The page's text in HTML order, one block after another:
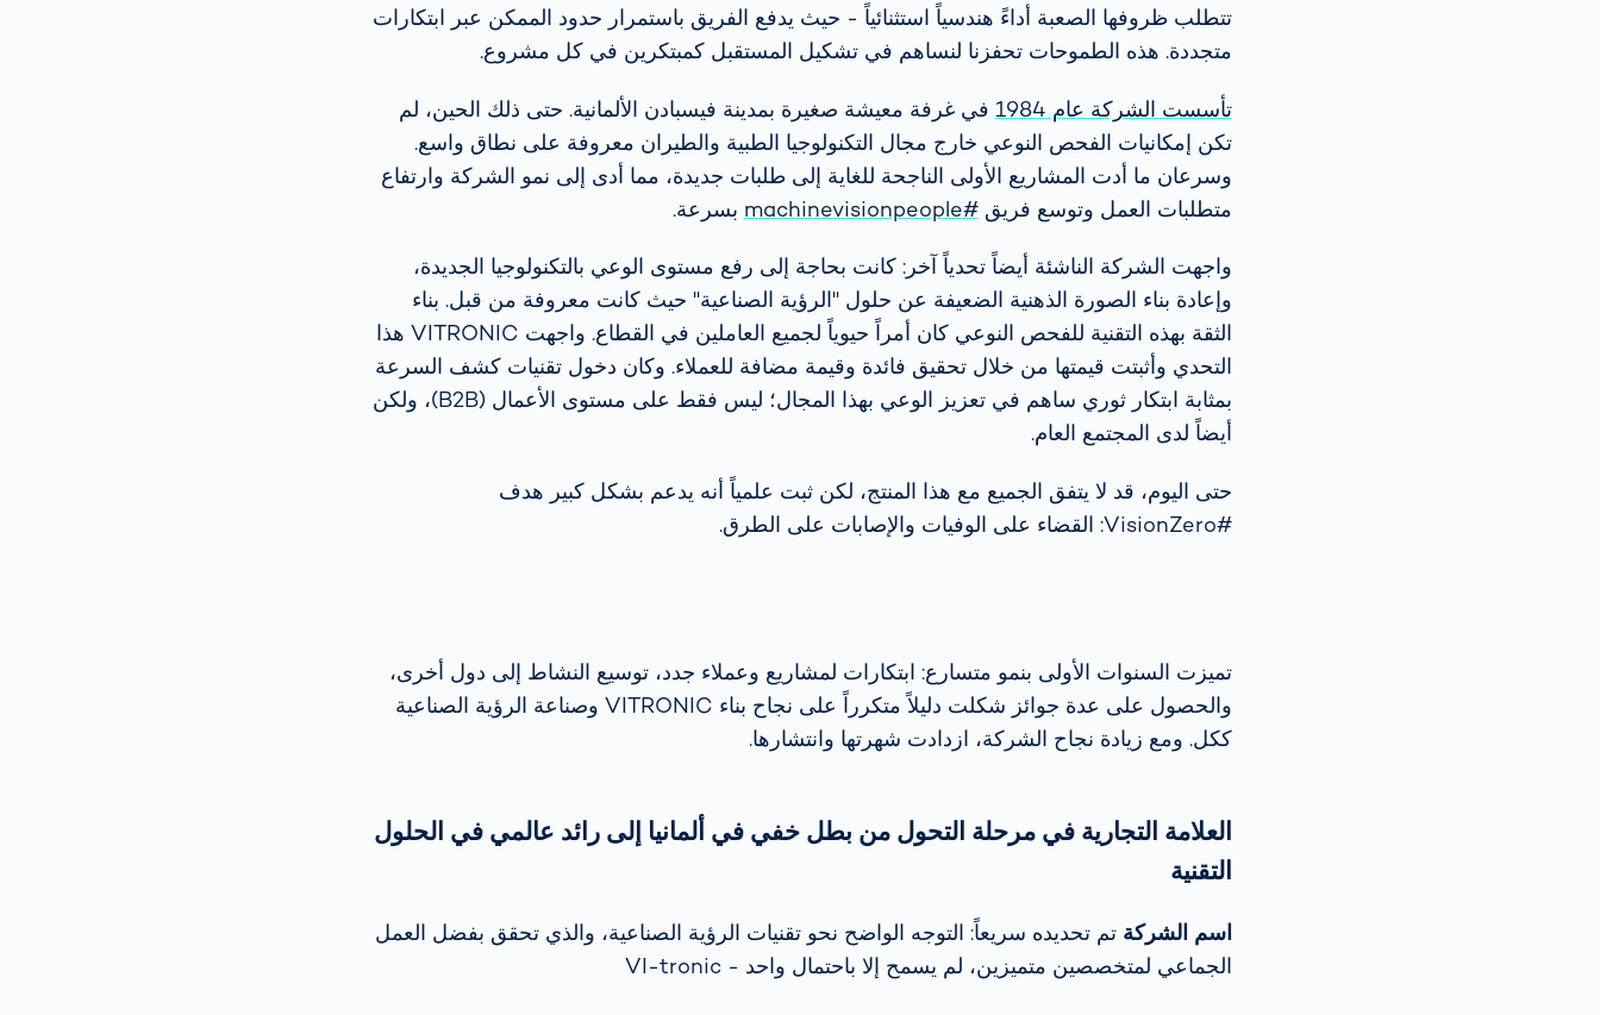
تتطلب ظروفها الصعبة أداءً هندسياً استثنائياً - حيث يدفع الفريق باستمرار حدود الممكن عبر ابتكارات
متجددة. هذه الطموحات تحفزنا لنساهم في تشكيل المستقبل كمبتكرين في كل مشروع.
تأسست الشركة عام 1984
في غرفة معيشة صغيرة بمدينة فيسبادن الألمانية. حتى ذلك الحين، لم
تكن إمكانيات الفحص النوعي خارج مجال التكنولوجيا الطبية والطيران معروفة على نطاق واسع.
وسرعان ما أدت المشاريع الأولى الناجحة للغاية إلى طلبات جديدة، مما أدى إلى نمو الشركة وارتفاع
متطلبات العمل وتوسع فريق#machinevisionpeople بسرعة.
واجهت الشركة الناشئة أيضاً تحدياً آخر: كانت بحاجة إلى رفع مستوى الوعي بالتكنولوجيا الجديدة،
وإعادة بناء الصورة الذهنية الضعيفة عن حلول "الرؤية الصناعية" حيث كانت معروفة من قبل. بناء
الثقة بهذه التقنية للفحص النوعي كان أمراً حيوياً لجميع العاملين في القطاع. واجهت VITRONIC هذا
التحدي وأثبتت قيمتها من خلال تحقيق فائدة وقيمة مضافة للعملاء. وكان دخول تقنيات كشف السرعة
بمثابة ابتكار ثوري ساهم في تعزيز الوعي بهذا المجال؛ ليس فقط على مستوى الأعمال (B2B)، ولكن
أيضاً لدى المجتمع العام.
حتى اليوم، قد لا يتفق الجميع مع هذا المنتج، لكن ثبت علمياً أنه يدعم بشكل كبير هدف
#VisionZero: القضاء على الوفيات والإصابات على الطرق.
تميزت السنوات الأولى بنمو متسارع: ابتكارات لمشاريع وعملاء جدد، توسيع النشاط إلى دول أخرى،
والحصول على عدة جوائز شكلت دليلاً متكرراً على نجاح بناء VITRONIC وصناعة الرؤية الصناعية
ككل. ومع زيادة نجاح الشركة، ازدادت شهرتها وانتشارها.
العلامة التجارية في مرحلة التحول من بطل خفي في ألمانيا إلى رائد عالمي في الحلول
التقنية
اسم الشركة تم تحديده سريعاً: التوجه الواضح نحو تقنيات الرؤية الصناعية، والذي تحقق بفضل العمل
الجماعي لمتخصصين متميزين، لم يسمح إلا باحتمال واحد - VI-tronic